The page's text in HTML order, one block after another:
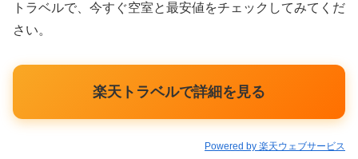
トラベルで、今すぐ空室と最安値をチェックしてみてくだ
さい。
楽天トラベルで詳細を見る
Powered by 楽天ウェブサービス